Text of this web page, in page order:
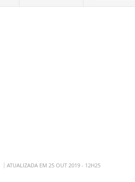
ATUALIZADA EM 25 OUT 2019 - 12H25